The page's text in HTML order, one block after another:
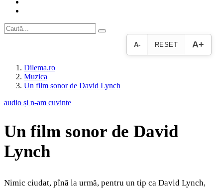
A- RESET A+
Dilema.ro
Muzica
Un film sonor de David Lynch
audio și n-am cuvinte
Un film sonor de David
Lynch
Nimic ciudat, pînă la urmă, pentru un tip ca David Lynch,